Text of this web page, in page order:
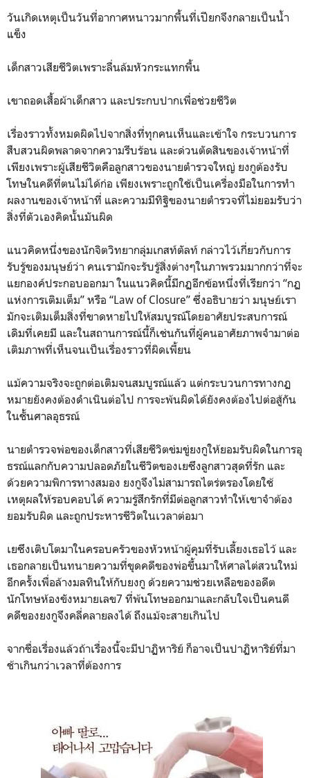
วันเกิดเหตุเป็นวันที่อากาศหนาวมากพื้นที่เปียกจึงกลายเป็นน้ำ
แข็ง
เด็กสาวเสียชีวิตเพราะลื่นล้มหัวกระแทกพื้น
เขาถอดเสื้อผ้าเด็กสาว และประกบปากเพื่อช่วยชีวิต
เรื่องราวทั้งหมดผิดไปจากสิ่งที่ทุกคนเห็นและเข้าใจ กระบวนการ
สืบสวนผิดพลาดจากความรีบร้อน และด่วนตัดสินของเจ้าหน้าที่
เพียงเพราะผู้เสียชีวิตคือลูกสาวของนายตำรวจใหญ่ ยงกูต้องรับ
โทษในคดีที่ตนไม่ได้ก่อ เพียงเพราะถูกใช้เป็นเครื่องมือในการทำ
ผลงานของเจ้าหน้าที่ และความมีทิฐิของนายตำรวจที่ไม่ยอมรับว่า
สิ่งที่ตัวเองคิดนั้นมันผิด
แนวคิดหนึ่งของนักจิตวิทยากลุ่มเกสท์ตัลท์ กล่าวไว้เกี่ยวกับการ
รับรู้ของมนุษย์ว่า คนเรามักจะรับรู้สิ่งต่างๆในภาพรวมมากกว่าที่จะ
แยกองค์ประกอบออกมา ในแนวคิดนี้มีกฏอีกข้อหนึ่งที่เรียกว่า “กฏ
แห่งการเติมเต็ม” หรือ “Law of Closure” ซึ่งอธิบายว่า มนุษย์เรา
มักจะเติมเต็มสิ่งที่ขาดหายไปให้สมบูรณ์โดยอาศัยประสบการณ์
เดิมที่เคยมี และในสถานการณ์นี้ก็เช่นกันที่ผู้คนอาศัยภาพจำมาต่อ
เติมภาพที่เห็นจนเป็นเรื่องราวที่ผิดเพี้ยน
แม้ความจริงจะถูกต่อเติมจนสมบูรณ์แล้ว แต่กระบวนการทางกฏ
หมายยังคงต้องดำเนินต่อไป การจะพ้นผิดได้ยังคงต้องไปต่อสู้กัน
ในชั้นศาลอุธรณ์
นายตำรวจพ่อของเด็กสาวที่เสียชีวิตข่มขู่ยงกูให้ยอมรับผิดในการอุ
ธรณ์แลกกับความปลอดภัยในชีวิตของเยซึงลูกสาวสุดที่รัก และ
ด้วยความพิการทางสมอง ยงกูจึงไม่สามารถไตร่ตรองโดยใช้
เหตุผลให้รอบคอบได้ ความรู้สึกรักที่มีต่อลูกสาวทำให้เขาจำต้อง
ยอมรับผิด และถูกประหารชีวิตในเวลาต่อมา
เยซึงเติบโตมาในครอบครัวของหัวหน้าผู้คุมที่รับเลี้ยงเธอไว้ และ
เธอกลายเป็นทนายความที่ขุดคดีของพ่อขึ้นมาให้ศาลไต่สวนใหม่
อีกครั้งเพื่อล้างมลทินให้กับยงกู ด้วยความช่วยเหลือของอดีต
นักโทษห้องขังหมายเลข7 ที่พ้นโทษออกมาและกลับใจเป็นคนดี
คดีของยงกูจึงคลี่คลายลงได้ ถึงแม้จะสายเกินไป
จากชื่อเรื่องแล้วถ้าเรื่องนี้จะมีปาฏิหาริย์ ก็อาจเป็นปาฏิหาริย์ที่มา
ช้าเกินกว่าเวลาที่ต้องการ